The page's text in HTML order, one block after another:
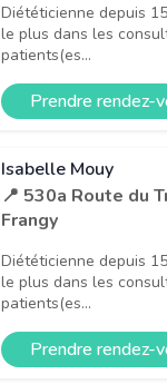
Diététicienne depuis
le plus dans les
patients(es...
Prendre rendez-
Isabelle Mouy
📍 530a Route du
Frangy
Diététicienne depuis
le plus dans les
patients(es...
Prendre rendez-